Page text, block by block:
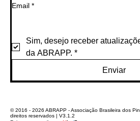
Email *
Sim, desejo receber
da ABRAPP. *
Enviar
© 2016 - 2026 ABRAPP - Associação Brasileira dos
direitos reservados | V3.1.2